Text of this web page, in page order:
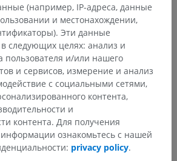
иерархия
2
1
> Нервная система
система> Головной мозг
>
> Промежуточный мозг>
(например, IP-адреса, данные
и местонахождении,
Эти данные
следующих целях: анализ и
пользователя и/или нашего
и сервисов, измерение и анализ
с социальными сетями,
контента,
и
контента. Для получения
ознакомьтесь с нашей
privacy policy.